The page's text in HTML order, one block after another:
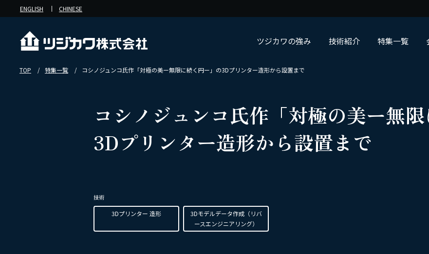
ENGLISH CHINESE
ツジカワの強み 技術紹介 特集一覧
TOP 特集一覧 コシノジュンコ氏作「対極の美ー無限に続く円ー」の3Dプリンター造形から設置まで
コシノジュンコ氏作「対極の美ー無
3Dプリンター造形から設置まで
技術
3Dプリンター 造形
3Dモデルデータ作成（リバ
ースエンジニアリング）